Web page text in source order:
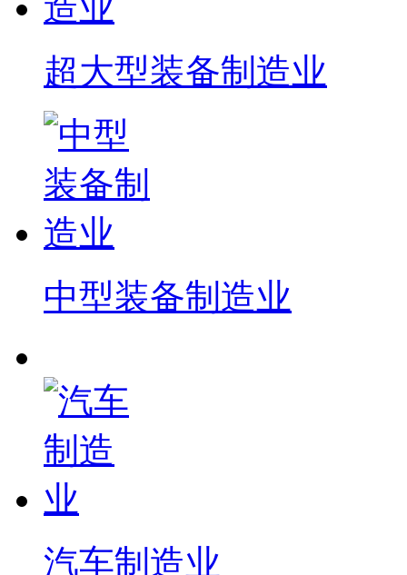
超大型装备制造业
中型装备制造业
汽车制造业